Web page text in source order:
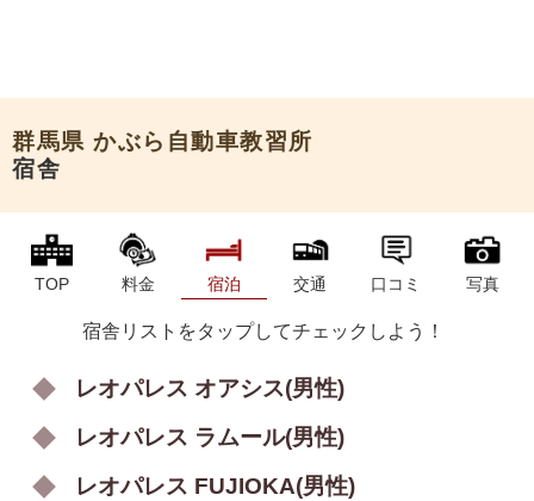
群馬県 かぶら自動車教習所
宿舎
TOP 料金 宿泊 交通 口コミ 写真
宿舎リストをタップしてチェックしよう！
レオパレス オアシス(男性)
レオパレス ラムール(男性)
レオパレス FUJIOKA(男性)